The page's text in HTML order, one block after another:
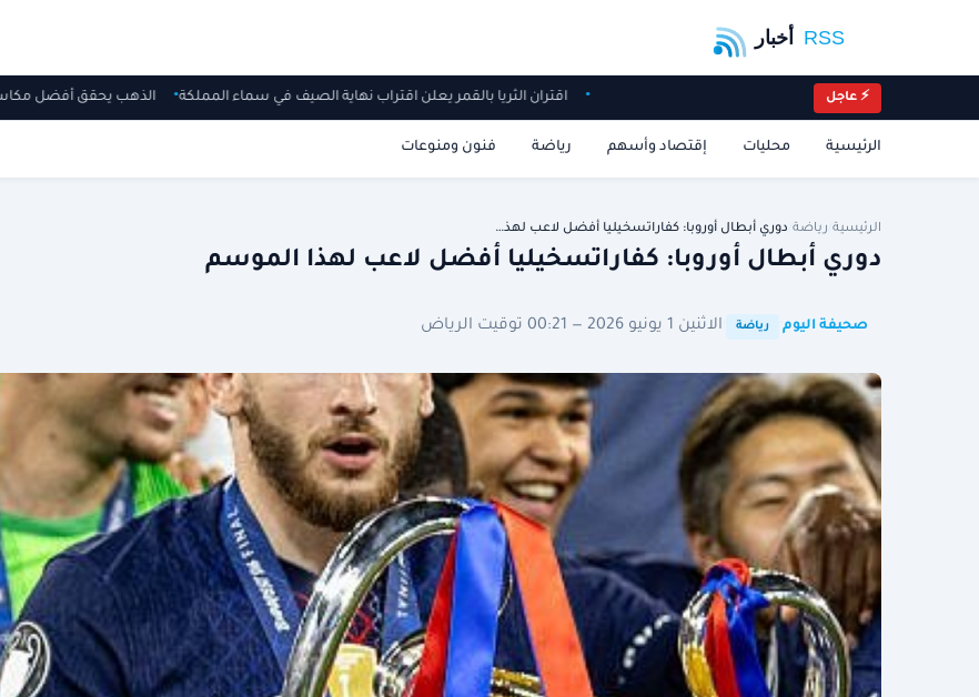
⚡ عاجل اقتران الثريا بالقمر يعلن اقتراب نهاية الصيف في سماء المملكة الذهب يحقق أفضل
الرئيسية محليات إقتصاد وأسهم رياضة فنون ومنوعات
الرئيسية رياضة دوري أبطال أوروبا: كفاراتسخيليا أفضل لاعب لهذ…
دوري أبطال أوروبا: كفاراتسخيليا أفضل لاعب لهذا الموسم
صحيفة اليوم رياضة الاثنين 1 يونيو 2026 — 00:21 توقيت الرياض